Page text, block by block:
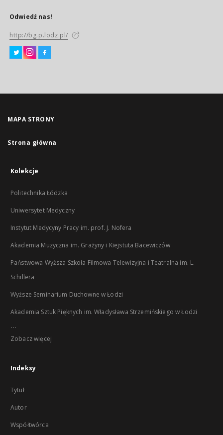
Odwiedź nas!
http://bg.p.lodz.pl/
MAPA STRONY
Strona główna
Kolekcje
Politechnika Łódzka
Uniwersytet Medyczny
Instytut Medycyny Pracy im. prof. J. Nofera
Akademia Muzyczna im. Grażyny i Kiejstuta Bacewiczów
Państwowa Wyższa Szkoła Filmowa Telewizyjna i Teatralna im. L.
Schillera
Wyższe Seminarium Duchowne w Łodzi
Akademia Sztuk Pięknych im. Władysława Strzemińskiego w Łodzi
...
Zobacz więcej
Indeksy
Tytuł
Autor
Współtwórca